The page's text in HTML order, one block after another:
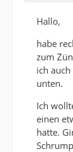
Hallo,
habe
zum
ich
unten.
Ich
einen
hatte.